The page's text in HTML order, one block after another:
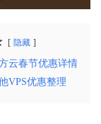
隐藏
云春节优惠详情
VPS优惠整理